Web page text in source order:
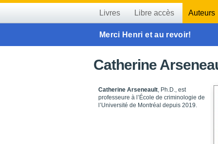
Livres Libre accès Auteurs
Merci Henri et au revoir!
Catherine
Catherine Arseneault, Ph.D., est
professeure à l’École de criminologie de
l’Université de Montréal depuis 2019.